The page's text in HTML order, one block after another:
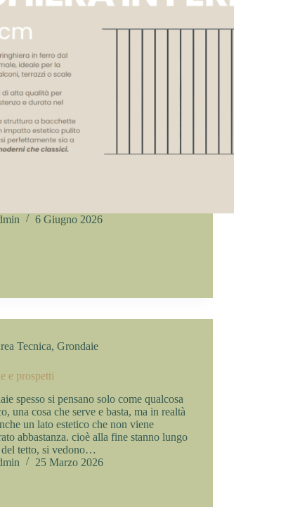
6 Giugno 2026
Tecnica,Grondaie
e prospetti
spesso si pensano solo come qualcosa
una cosa che serve e basta, ma in realtà
un lato estetico che non viene
abbastanza. cioè alla fine stanno lungo
tetto, si vedono…
25 Marzo 2026